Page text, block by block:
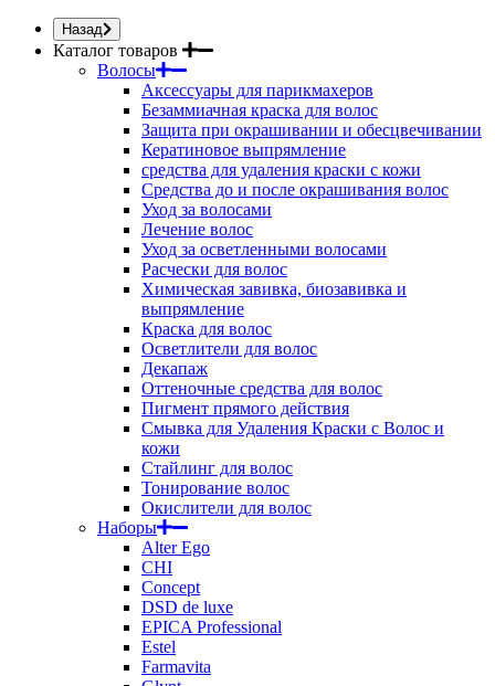
Назад
Каталог товаров
Волосы
Аксессуары для парикмахеров
Безаммиачная краска для волос
Защита при окрашивании и обесцвечивании
Кератиновое выпрямление
средства для удаления краски с кожи
Средства до и после окрашивания волос
Уход за волосами
Лечение волос
Уход за осветленными волосами
Расчески для волос
Химическая завивка, биозавивка и
выпрямление
Краска для волос
Осветлители для волос
Декапаж
Оттеночные средства для волос
Пигмент прямого действия
Смывка для Удаления Краски с Волос и
кожи
Стайлинг для волос
Тонирование волос
Окислители для волос
Наборы
Alter Ego
CHI
Concept
DSD de luxe
EPICA Professional
Estel
Farmavita